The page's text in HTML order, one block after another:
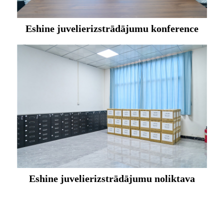
Eshine juvelierizstrādājumu konference
Eshine juvelierizstrādājumu noliktava